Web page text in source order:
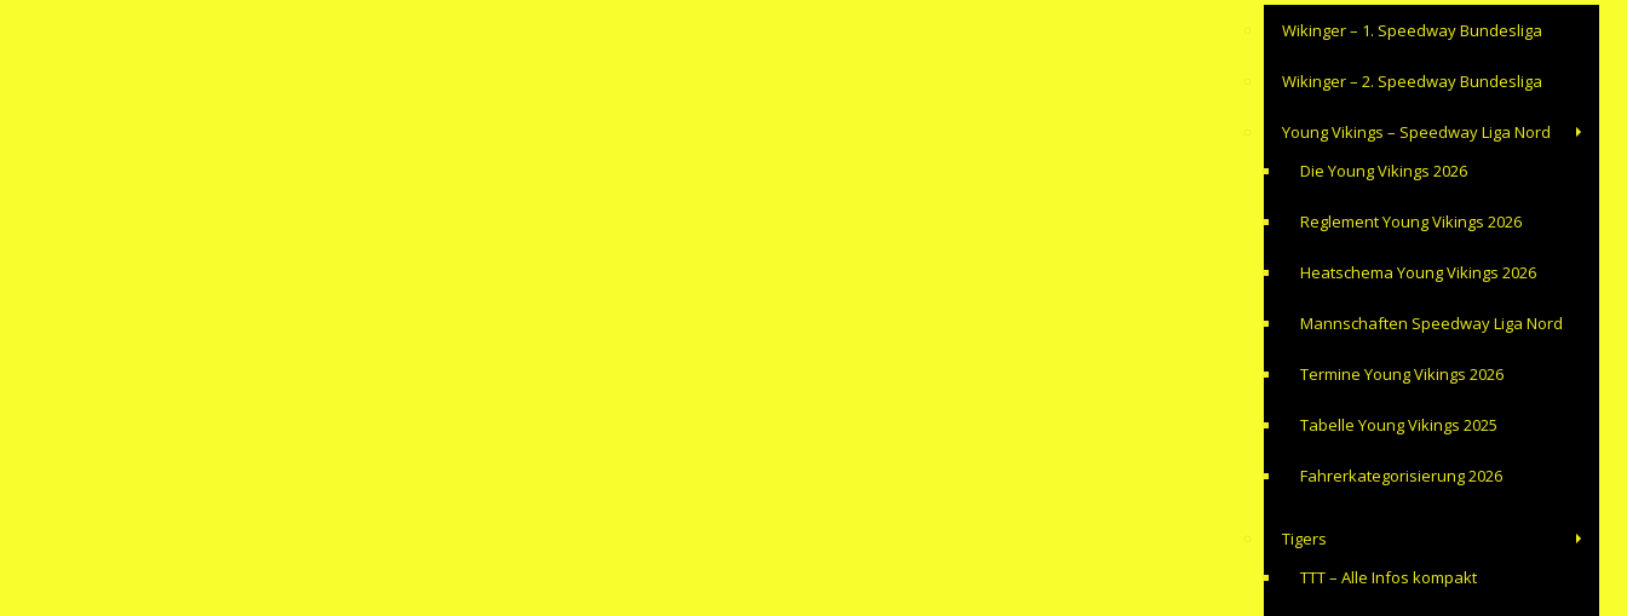
Wikinger – 1. Speedway Bundesliga
Wikinger – 2. Speedway Bundesliga
Young Vikings – Speedway Liga Nord
Die Young Vikings 2026
Reglement Young Vikings 2026
Heatschema Young Vikings 2026
Mannschaften Speedway Liga Nord
Termine Young Vikings 2026
Tabelle Young Vikings 2025
Fahrerkategorisierung 2026
Tigers
TTT – Alle Infos kompakt